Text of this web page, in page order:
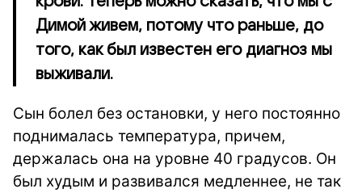
Димой живем, потому что раньше, до
того, как был известен его диагноз мы
выживали.
Сын болел без остановки, у него постоянно
поднималась температура, причем,
держалась она на уровне 40 градусов. Он
был худым и развивался медленнее, не так